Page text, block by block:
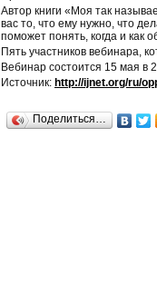
Автор книги «Моя так
вас то, что ему нужно, что
поможет понять, когда и как
Пять участников вебинара,
Вебинар состоится 15 мая в
Источник: http://ijnet.org/ru/
Поделиться…